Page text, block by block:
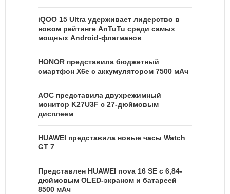
iQOO 15 Ultra удерживает лидерство в
новом рейтинге AnTuTu среди самых
мощных Android-флагманов
HONOR представила бюджетный
смартфон X6e с аккумулятором 7500 мАч
AOC представила двухрежимный
монитор K27U3F с 27-дюймовым
дисплеем
HUAWEI представила новые часы Watch
GT 7
Представлен HUAWEI nova 16 SE с 6,84-
дюймовым OLED-экраном и батареей
8500 мАч